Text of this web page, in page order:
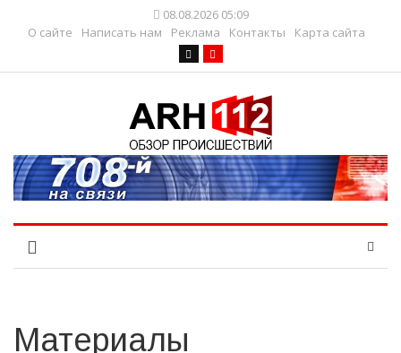
08.08.2026 05:09
О сайте
Написать нам Реклама Контакты Карта сайта
Материалы